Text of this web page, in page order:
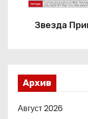
Звезда
Архив
Август 2026